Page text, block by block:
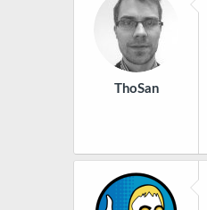
d
a
t
o
ThoSan